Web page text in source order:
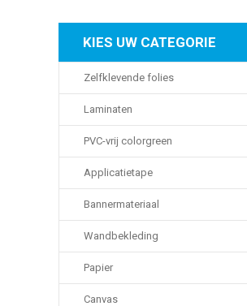
KIES UW CATEGORIE
Zelfklevende folies
Laminaten
PVC-vrij colorgreen
Applicatietape
Bannermateriaal
Wandbekleding
Papier
Canvas